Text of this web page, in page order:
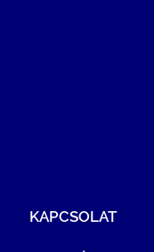
KAPCSOLAT